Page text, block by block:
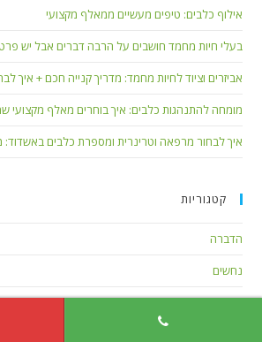
אילוף כלבים: טיפים מעשיים ממאלף מקצועי
בעלי חיות מחמד חושבים על הרבה דברים אבל יש
אביזרים וציוד לחיות מחמד: מדריך קנייה חכם + איך
מומחה להתנהגות כלבים: איך בוחרים מאלף מקצועי
איך לבחור מרפאה וטרינרית ומספרת כלבים
קטגוריות
הדברה
נחשים